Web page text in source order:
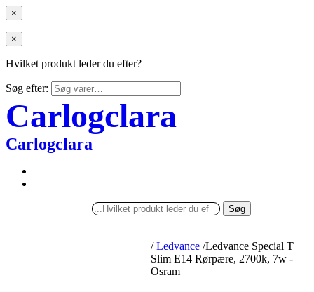
×
×
Hvilket produkt leder du efter?
Søg efter:
Carlogclara
Carlogclara
Søg
/ Ledvance /Ledvance Special T
Slim E14 Rørpære, 2700k, 7w -
Osram